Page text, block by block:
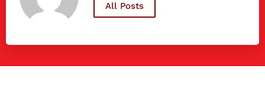
All Posts